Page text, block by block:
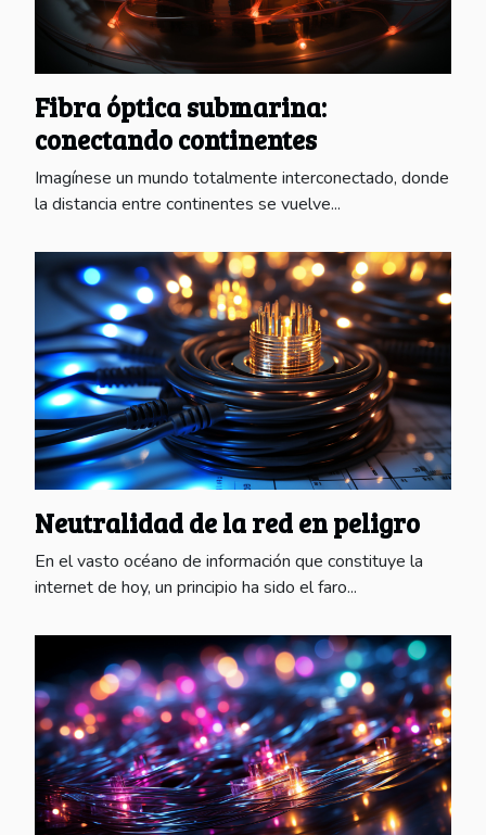
Fibra óptica submarina:
conectando continentes
Imagínese un mundo totalmente interconectado, donde
la distancia entre continentes se vuelve...
Neutralidad de la red en peligro
En el vasto océano de información que constituye la
internet de hoy, un principio ha sido el faro...